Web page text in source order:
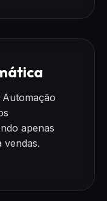
Automação
apenas
vendas.